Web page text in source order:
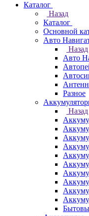
Каталог
Назад
Каталог
Основной
Авто
Назад
Авто
Разное
Назад